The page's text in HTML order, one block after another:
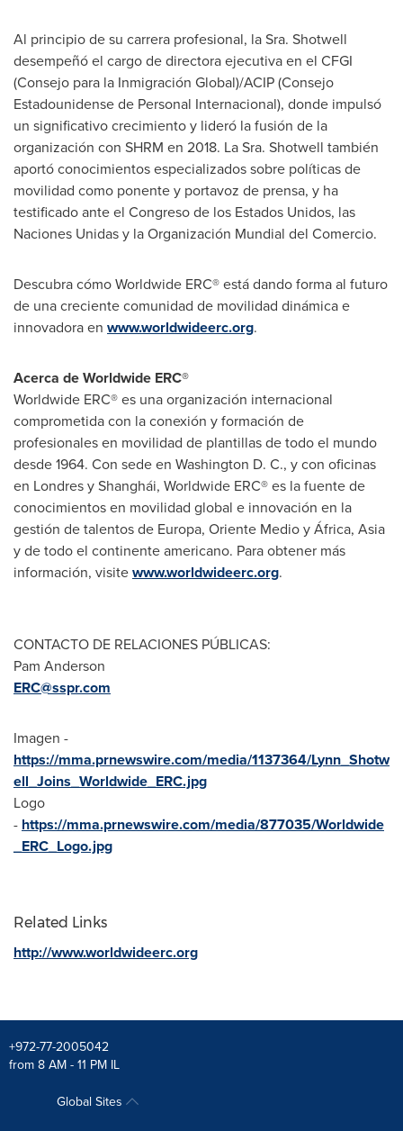
Al principio de su carrera profesional, la Sra. Shotwell
desempeñó el cargo de directora ejecutiva en el CFGI
(Consejo para la Inmigración Global)/ACIP (Consejo
Estadounidense de Personal Internacional), donde impulsó
un significativo crecimiento y lideró la fusión de la
organización con SHRM en 2018. La Sra. Shotwell también
aportó conocimientos especializados sobre políticas de
movilidad como ponente y portavoz de prensa, y ha
testificado ante el Congreso de los Estados Unidos, las
Naciones Unidas y la Organización Mundial del Comercio.
Descubra cómo Worldwide ERC® está dando forma al futuro
de una creciente comunidad de movilidad dinámica e
innovadora en www.worldwideerc.org.
Acerca de Worldwide ERC®
Worldwide ERC® es una organización internacional
comprometida con la conexión y formación de
profesionales en movilidad de plantillas de todo el mundo
desde 1964. Con sede en Washington D. C., y con oficinas
en Londres y Shanghái, Worldwide ERC® es la fuente de
conocimientos en movilidad global e innovación en la
gestión de talentos de Europa, Oriente Medioy África, Asia
y de todo el continente americano. Para obtener más
información, visitewww.worldwideerc.org.
CONTACTO DE RELACIONES PÚBLICAS:
Pam Anderson
ERC@sspr.com
Imagen -
https://mma.prnewswire.com/media/1137364/Lynn_Shotw
ell_Joins_Worldwide_ERC.jpg
Logo
- https://mma.prnewswire.com/media/877035/Worldwide
_ERC_Logo.jpg
Related Links
http://www.worldwideerc.org
+972-77-2005042
from 8 AM - 11 PM IL
Global Sites